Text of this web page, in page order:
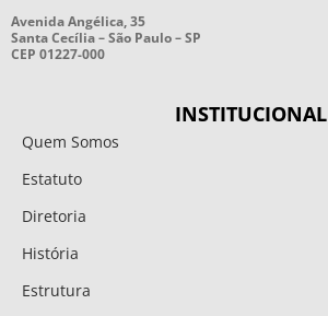
Avenida Angélica, 35
Santa Cecília – São Paulo – SP
CEP 01227-000
INSTITUCIONAL
Quem Somos
Estatuto
Diretoria
História
Estrutura